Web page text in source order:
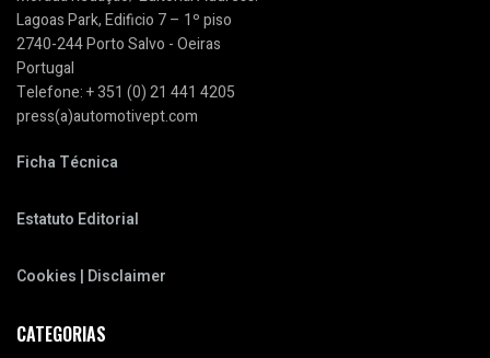
Lagoas Park, Edificio 7 – 1º piso
2740-244 Porto Salvo - Oeiras
Portugal
Telefone: + 351 (0) 21 441 4205
press(a)automotivept.com
Ficha Técnica
Estatuto Editorial
Cookies | Disclaimer
CATEGORIAS